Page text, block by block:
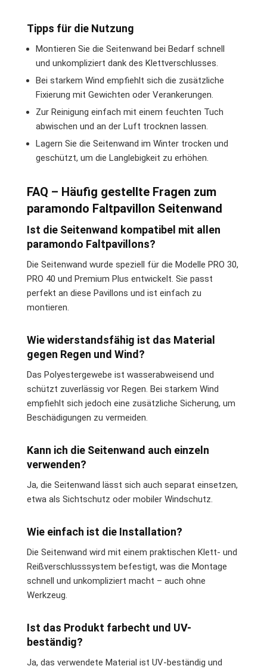
Tipps für die Nutzung
Montieren Sie die Seitenwand bei Bedarf schnell
und unkompliziert dank des Klettverschlusses.
Bei starkem Wind empfiehlt sich die zusätzliche
Fixierung mit Gewichten oder Verankerungen.
Zur Reinigung einfach mit einem feuchten Tuch
abwischen und an der Luft trocknen lassen.
Lagern Sie die Seitenwand im Winter trocken und
geschützt, um die Langlebigkeit zu erhöhen.
FAQ – Häufig gestellte Fragen zum
paramondo Faltpavillon Seitenwand
Ist die Seitenwand kompatibel mit allen
paramondo Faltpavillons?
Die Seitenwand wurde speziell für die Modelle PRO 30,
PRO 40 und Premium Plus entwickelt. Sie passt
perfekt an diese Pavillons und ist einfach zu
montieren.
Wie widerstandsfähig ist das Material
gegen Regen und Wind?
Das Polyestergewebe ist wasserabweisend und
schützt zuverlässig vor Regen. Bei starkem Wind
empfiehlt sich jedoch eine zusätzliche Sicherung, um
Beschädigungen zu vermeiden.
Kann ich die Seitenwand auch einzeln
verwenden?
Ja, die Seitenwand lässt sich auch separat einsetzen,
etwa als Sichtschutz oder mobiler Windschutz.
Wie einfach ist die Installation?
Die Seitenwand wird mit einem praktischen Klett- und
Reißverschlusssystem befestigt, was die Montage
schnell und unkompliziert macht – auch ohne
Werkzeug.
Ist das Produkt farbecht und UV-
beständig?
Ja, das verwendete Material ist UV-beständig und